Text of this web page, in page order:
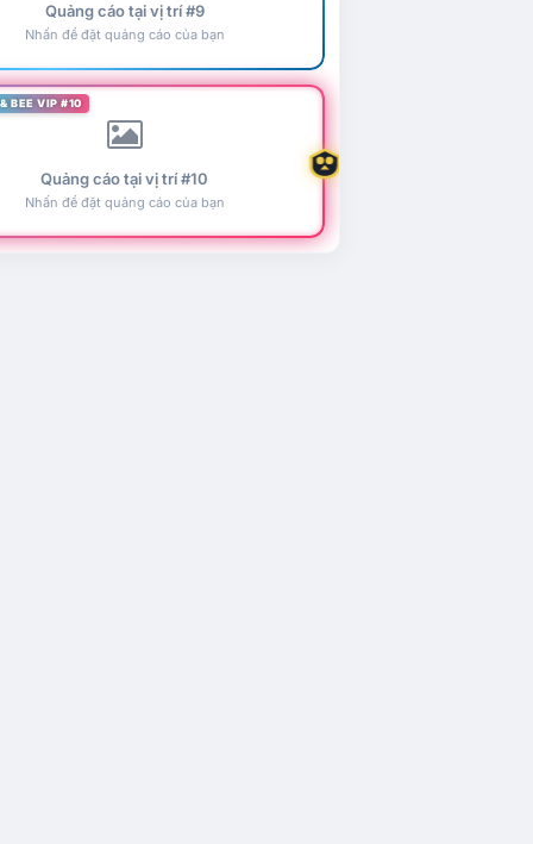
Quảng cáo tại vị trí #9
Nhấn để đặt quảng cáo của bạn
BEE VIP #10
Quảng cáo tại vị trí #10
Nhấn để đặt quảng cáo của bạn